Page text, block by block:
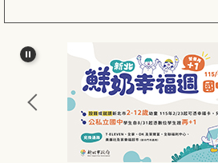
認識長安
長安行政團隊
新北公務作業
長安校務工作